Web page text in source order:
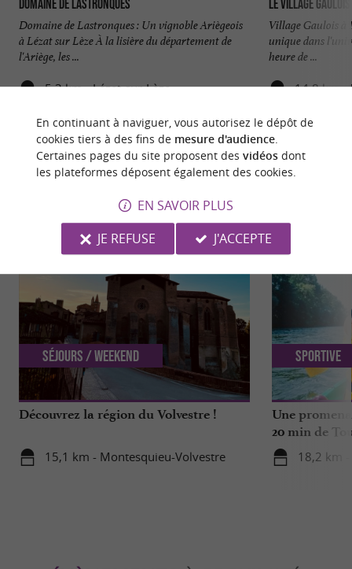
Domaine de Lastronques
Domaine de Lastronques : Un vignoble Ariègeois
à Lézat sur Lèze À la lisière du département de
l'Ariège, les ...
5,3 km - Lézat-sur-Lèze
Le Village
Village Gaulois à
unique dans
heure de ...
14,8 km -
NOUS AVONS TESTÉPOUR VOUS
Découvrez la région du Volvestre !
15,1 km - Montesquieu-Volvestre
Séjours / Weekend
Une
20 min de
18,2 km
Sportive
En continuant à naviguer, vous autorisez le dépôt de
cookies tiers à des fins de mesure d'audience.
Certaines pages du site proposent des vidéosdont
les plateformes déposent également des cookies.
EN SAVOIR PLUS
JE REFUSE
J'ACCEPTE